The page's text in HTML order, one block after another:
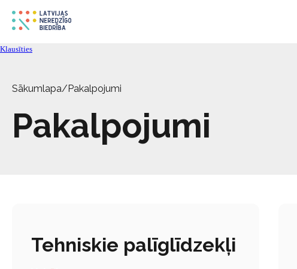
Klausīties
Sākumlapa/Pakalpojumi
Pakalpojumi
Tehniskie palīglīdzekļi